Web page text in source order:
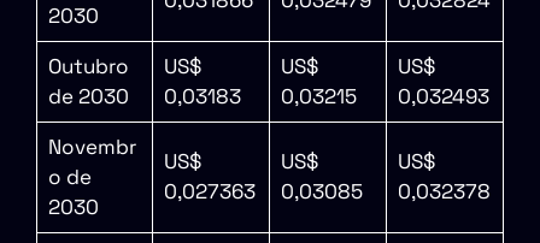
2030
Outubro
de 2030
US$
0,03183
US$
0,03215
US$
0,032493
Novembr
o de
2030
US$
0,027363
US$
0,03085
US$
0,032378